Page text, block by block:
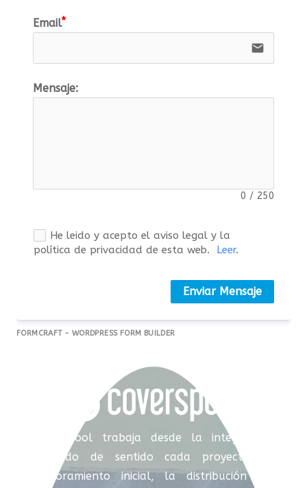
Email
email
Mensaje:
0 / 250
He leido y acepto el aviso legal y la
política de privacidad de esta web.
Leer.
Enviar Mensaje
FORMCRAFT - WORDPRESS FORM BUILDER
Coverspool trabaja desde la integración,
dotando de sentido cada proyecto. El
asesoramiento inicial, la distribución del